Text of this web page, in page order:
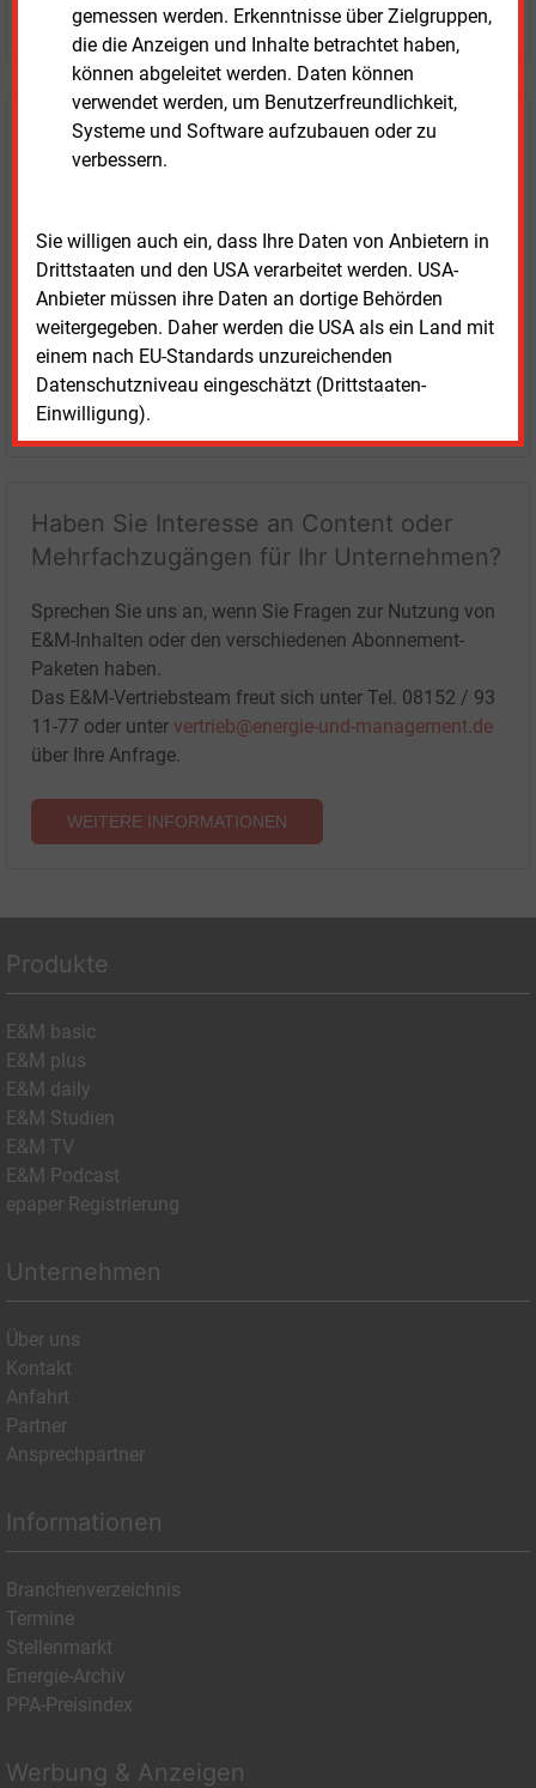
gemessen werden. Erkenntnisse über Zielgruppen,
die die Anzeigen und Inhalte betrachtet haben,
können abgeleitet werden. Daten können
verwendet werden, um Benutzerfreundlichkeit,
Systeme und Software aufzubauen oder zu
verbessern.
Sie willigen auch ein, dass Ihre Daten von Anbietern in
Drittstaaten und den USA verarbeitet werden. USA-
Anbieter müssen ihre Daten an dortige Behörden
weitergegeben. Daher werden die USA als ein Land mit
einem nach EU-Standards unzureichenden
Datenschutzniveau eingeschätzt (Drittstaaten-
Einwilligung).
JETZT KOSTENLOS TESTEN
Login für Kunden
LOGIN
Haben Sie Interesse an Content oder
Mehrfachzugängen für Ihr Unternehmen?
Sprechen Sie uns an, wenn Sie Fragen zur Nutzung von
E&M-Inhalten oder den verschiedenen Abonnement-
Paketen haben.
Das E&M-Vertriebsteam freut sich unter Tel. 08152 / 93
11-77 oder unter vertrieb@energie-und-management.de
über Ihre Anfrage.
WEITERE INFORMATIONEN
Produkte
E&M basic
E&M plus
E&M daily
E&M Studien
E&M TV
E&M Podcast
epaper Registrierung
Unternehmen
Über uns
Kontakt
Anfahrt
Partner
Ansprechpartner
Informationen
Branchenverzeichnis
Termine
Stellenmarkt
Energie-Archiv
PPA-Preisindex
Werbung & Anzeigen